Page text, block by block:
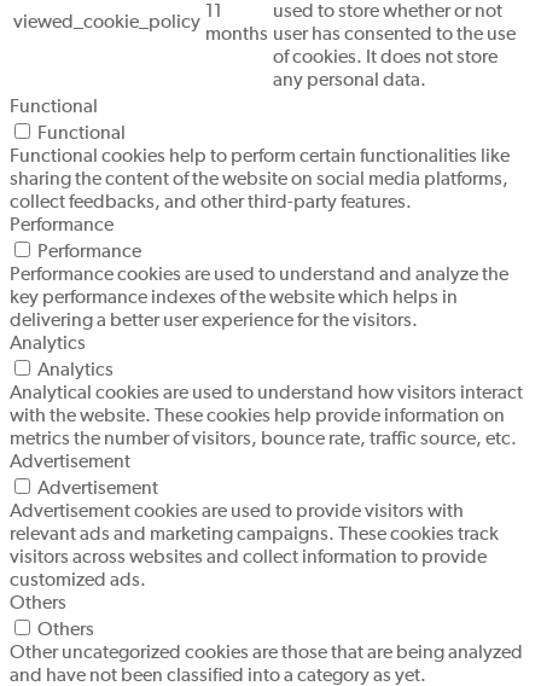
viewed_cookie_policy
months
used to store whether or not
user has consented to the use
of cookies. It does not store
any personal data.
Functional
Functional
Functional cookies help to perform certain functionalities like
sharing the content of the website on social media platforms,
collect feedbacks, and other third-party features.
Performance
Performance
Performance cookies are used to understand and analyze the
key performance indexes of the website which helps in
delivering a better user experience for the visitors.
Analytics
Analytics
Analytical cookies are used to understand how visitors interact
with the website. These cookies help provide information on
metrics the number of visitors, bounce rate, traffic source, etc.
Advertisement
Advertisement
Advertisement cookies are used to provide visitors with
relevant ads and marketing campaigns. These cookies track
visitors across websites and collect information to provide
customized ads.
Others
Others
Other uncategorized cookies are those that are being analyzed
and have not been classified into a category as yet.